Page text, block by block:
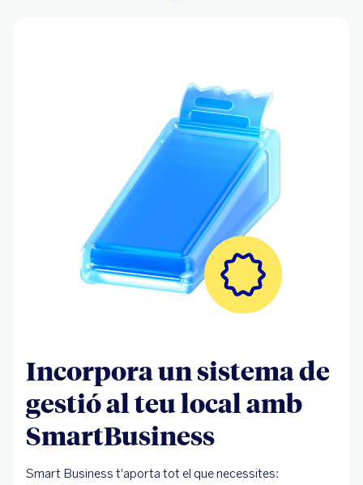
Incorpora un sistema de
gestió al teu local amb
SmartBusiness
Smart Business t'aporta tot el que necessites: